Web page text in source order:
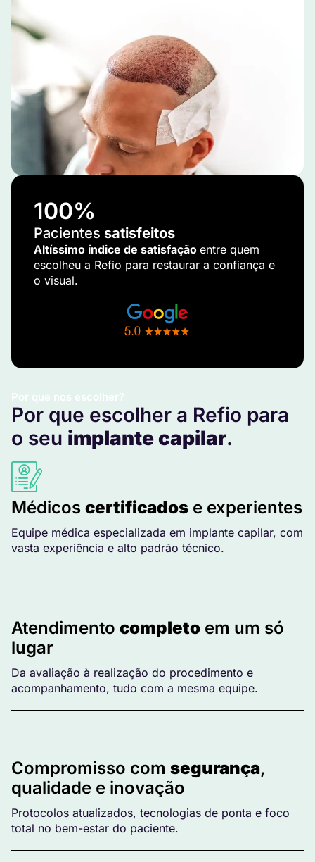
Por que nos escolher?
Por que escolher a Refio para
o seu implante capilar.
Médicos certificados e experientes
Equipe médica especializada em implante capilar, com
vasta experiência e alto padrão técnico.
Atendimento completo em um só
lugar
Da avaliação à realização do procedimento e
acompanhamento, tudo com a mesma equipe.
Compromisso com segurança,
qualidade e inovação
Protocolos atualizados, tecnologias de ponta e foco
total no bem-estar do paciente.
100%
Pacientes satisfeitos
Altíssimo índice de satisfação entre quem
escolheu a Refio para restaurar a confiança e
o visual.